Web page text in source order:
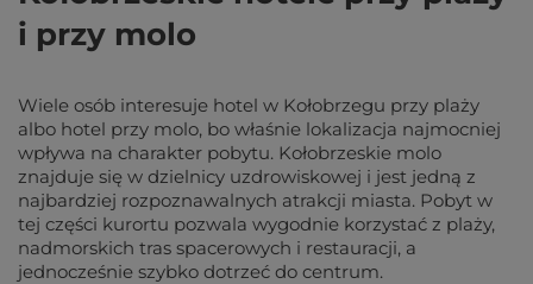
i przy molo
Wiele osób interesuje hotel w Kołobrzegu przy plaży
albo hotel przy molo, bo właśnie lokalizacja najmocniej
wpływa na charakter pobytu. Kołobrzeskie molo
znajduje się w dzielnicy uzdrowiskowej i jest jedną z
najbardziej rozpoznawalnych atrakcji miasta. Pobyt w
tej części kurortu pozwala wygodnie korzystać z plaży,
nadmorskich tras spacerowych i restauracji, a
jednocześnie szybko dotrzeć do centrum.